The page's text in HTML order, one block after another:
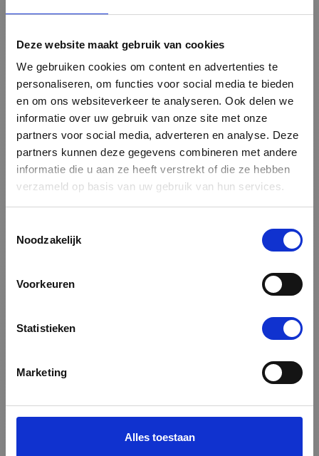
Deze website maakt gebruik van cookies
We gebruiken cookies om content en advertenties te
personaliseren, om functies voor social media te bieden
en om ons websiteverkeer te analyseren. Ook delen we
informatie over uw gebruik van onze site met onze
partners voor social media, adverteren en analyse. Deze
partners kunnen deze gegevens combineren met andere
informatie die u aan ze heeft verstrekt of die ze hebben
verzameld op basis van uw gebruik van hun services.
Noodzakelijk
Voorkeuren
Statistieken
Marketing
Alles toestaan
Ben je op zoek naar een effectieve manier om jouw
boodschap aan een groot publiek over te brengen? Onze
dranghekdoeken bieden de perfecte oplossing. Ze zijn
ideaal voor evenementen, waar ze niet alleen zorgen voor
terreinafzetting en het uitzetten van parcoursen, maar
ook als krachtige reclametool dienen. Met onze
dranghekdoeken kun je jouw merk op een opvallende en
doeltreffende manier presenteren aan het aanwezige
publiek. Het creëert een visuele impact die je
naamsbekendheid vergroot en potentiële klanten
Een goed georganiseerd evenement begint met duidelijke
geschikt om bezoekers de weg te wijzen. Of het nu gaat
juiste locaties, onze dranghekdoeken bieden een
efficiënte en professionele oplossing. Met opvallende
evenement soepel verloopt en dat bezoekers snel en
FESTIVAL INFO BINNEN HANDBEREIK
Organiseer je een festival of ander groot evenement? Dan